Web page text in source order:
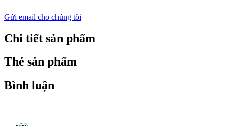
Gửi email cho chúng tôi
Chi tiết sản phẩm
Thẻ sản phẩm
Bình luận